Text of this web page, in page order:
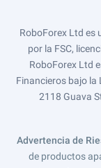
RoboForex Ltd es
por la FSC,
RoboForex Ltd
Financieros bajo la
2118 Guava
Advertencia de
de productos